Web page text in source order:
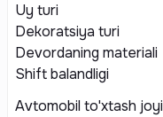
Uy turi
Dekoratsiya turi
Devordaning materiali
Shift balandligi
Avtomobil to'xtash joyi